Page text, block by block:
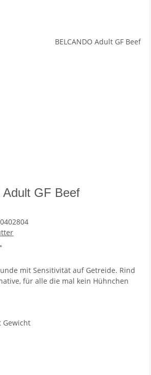
Adult GF Beef
mit Sensitivität auf Getreide. Rind
für alle die mal kein Hühnchen
Gewicht